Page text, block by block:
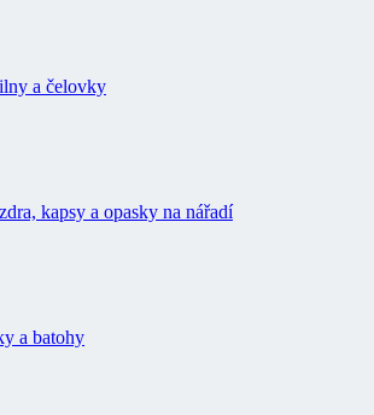
a čelovky
kapsy a opasky na nářadí
a batohy